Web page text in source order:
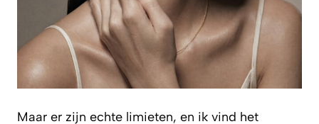
Maar er zijn echte limieten, en ik vind het